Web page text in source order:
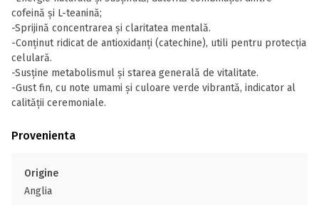
cofeină și L-teanină;
-Sprijină concentrarea și claritatea mentală.
-Conținut ridicat de antioxidanți (catechine), utili pentru protecția
celulară.
-Susține metabolismul și starea generală de vitalitate.
-Gust fin, cu note umami și culoare verde vibrantă, indicator al
calității ceremoniale.
Provenienta
Origine
Anglia